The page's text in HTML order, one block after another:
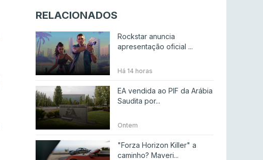
Twitch e Amazon planeiam usar transmissões
para treinar IA
ENTRETENIMENTO 3 ago 2026
Códigos para ícones clássicos gratuitos no
League of Legends [agosto 2026]
LEAGUE OF LEGENDS
Bounty
RELACIONADOS
Rockstar anuncia
apresentação oficial ...
Há 14 horas
EA vendida ao PIF da Arábia
Saudita por...
Ontem
"Forza Horizon Killer" a
caminho? Maveri...